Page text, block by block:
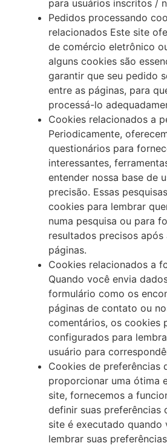
para usuários inscritos /
Pedidos processando
relacionados Este site
de comércio eletrônico
alguns cookies são
garantir que seu pedido
entre as páginas, para
processá-lo
Cookies relacionados a
Periodicamente,
questionários para
interessantes,
entender nossa base de
precisão. Essas
cookies para lembrar
numa pesquisa ou para
resultados precisos
páginas.
Cookies relacionados a
Quando você envia
formulário como os
páginas de contato ou
comentários, os cookies
configurados para
usuário para
Cookies de preferências
proporcionar uma ótima
site, fornecemos a
definir suas preferências
site é executado quando
lembrar suas